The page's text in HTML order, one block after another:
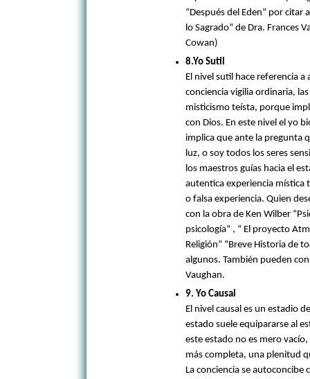
“Después del Eden” por citar
lo Sagrado” de Dra. Frances
Cowan)
8.Yo Sutil
El nivel sutil hace referencia
conciencia vigilia ordinaria,
misticismo teísta, porque
con Dios. En este nivel el yo
implica que ante la pregunta
luz, o soy todos los seres
los maestros guías hacia el
autentica experiencia mística
o falsa experiencia. Quien
con la obra de Ken Wilber
psicología” , “ El proyecto
Religión” “Breve Historia de
algunos. También pueden
Vaughan.
9. Yo Causal
El nivel causal es un estadio
estado suele equipararse al
este estado no es mero
más completa, una plenitud
La conciencia se autoconcibe